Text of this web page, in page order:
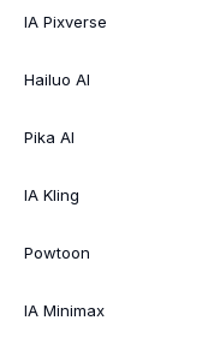
IA Pixverse
Hailuo AI
Pika AI
IA Kling
Powtoon
IA Minimax